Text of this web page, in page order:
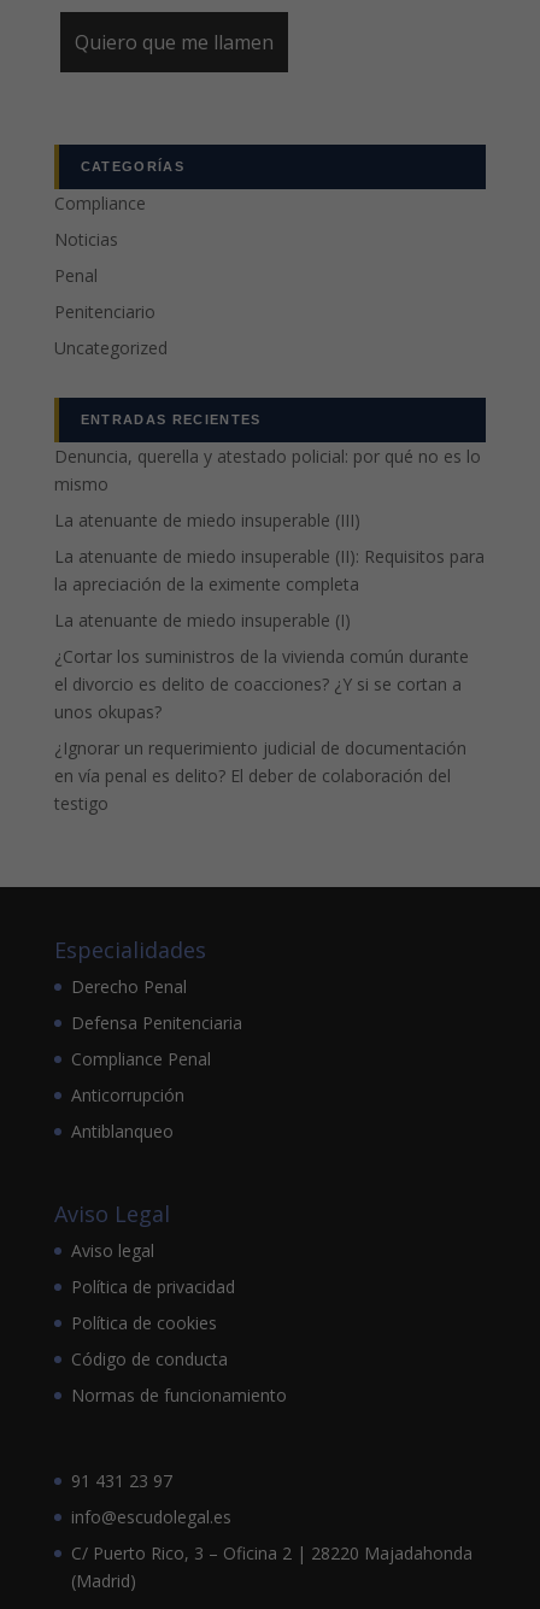
CATEGORÍAS
Compliance
Noticias
Penal
Penitenciario
Uncategorized
ENTRADAS RECIENTES
Denuncia, querella y atestado policial: por qué no es lo
mismo
La atenuante de miedo insuperable (III)
La atenuante de miedo insuperable (II): Requisitos para
la apreciación de la eximente completa
La atenuante de miedo insuperable (I)
¿Cortar los suministros de la vivienda común durante
el divorcio es delito de coacciones? ¿Y si se cortan a
unos okupas?
¿Ignorar un requerimiento judicial de documentación
en vía penal es delito? El deber de colaboración del
testigo
Especialidades
Derecho Penal
Defensa Penitenciaria
Compliance Penal
Anticorrupción
Antiblanqueo
Aviso Legal
Aviso legal
Política de privacidad
Política de cookies
Código de conducta
Normas de funcionamiento
91 431 23 97
info@escudolegal.es
C/ Puerto Rico, 3 – Oficina 2 | 28220 Majadahonda
(Madrid)